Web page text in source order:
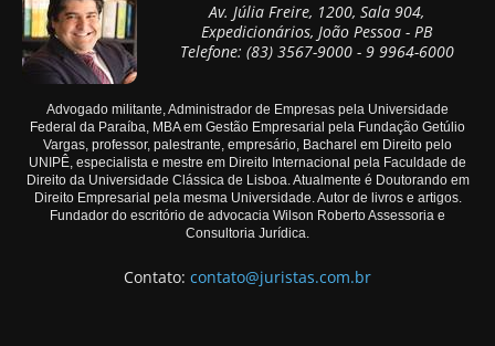
Av. Júlia Freire, 1200, Sala 904,
Expedicionários, João Pessoa - PB
Telefone: (83) 3567-9000 - 9 9964-6000
Advogado militante, Administrador de Empresas pela Universidade
Federal da Paraíba, MBA em Gestão Empresarial pela Fundação Getúlio
Vargas, professor, palestrante, empresário, Bacharel em Direito pelo
UNIPÊ, especialista e mestre em Direito Internacional pela Faculdade de
Direito da Universidade Clássica de Lisboa. Atualmente é Doutorando em
Direito Empresarial pela mesma Universidade. Autor de livros e artigos.
Fundador do escritório de advocacia Wilson Roberto Assessoria e
Consultoria Jurídica.
Contato: contato@juristas.com.br